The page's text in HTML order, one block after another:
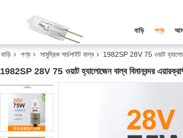
বাড়ি পণ্য
বাড়ি পণ্য সামুদ্রিক সার্চলাইট বাল্ব 1982SP 28V 75 ওয়াট
1982SP 28V 75 ওয়াট হ্যালোজেন বাল্ব বিমানবন্দর